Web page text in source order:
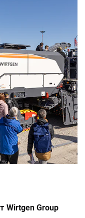
Wirtgen Group